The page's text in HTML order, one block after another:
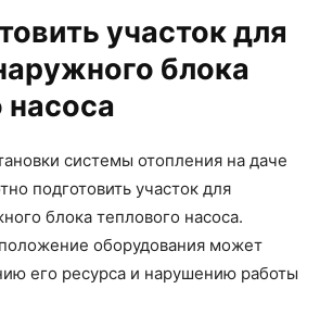
участок для
блока
насоса
системы отопления на даче
подготовить участок для
блока теплового насоса.
оборудования может
его ресурса и нарушению работы